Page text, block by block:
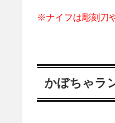
※ナイフは彫刻刀
かぼちゃラ